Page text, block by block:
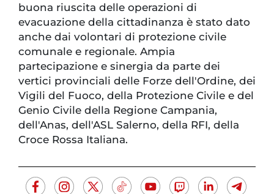
buona riuscita delle operazioni di
evacuazione della cittadinanza è stato dato
anche dai volontari di protezione civile
comunale e regionale. Ampia
partecipazione e sinergia da parte dei
vertici provinciali delle Forze dell'Ordine, dei
Vigili del Fuoco, della Protezione Civile e del
Genio Civile della Regione Campania,
dell'Anas, dell'ASL Salerno, della RFI, della
Croce Rossa Italiana.